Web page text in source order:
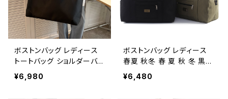
カーキ ブラック カレッジコ
ーデ カジュアル デイリー
デート お出かけ K-B0124
ボストンバッグ レディース
トートバッグ ショルダーバッ
グ 春夏 秋冬 春 夏 秋 冬
黒 バッグ ビッグサイズ 大き
¥6,980
ボストンバッグ レディース
春夏 秋冬 春 夏 秋 冬 黒
バッグ マザーズバッグ 大容
量バッグ バック 旅行バッグ
¥6,480